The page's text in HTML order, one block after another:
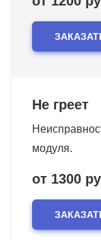
Не греет
модуля.
от 1300